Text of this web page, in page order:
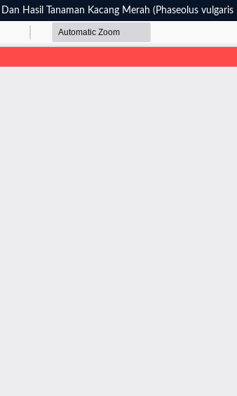
Hasil Tanaman Kacang Merah (Phaseolus vulgaris